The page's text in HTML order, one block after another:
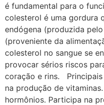
é fundamental para o
colesterol é uma gordura
endógena (produzida
(proveniente da
colesterol no sangue se
provocar sérios riscos
coração e rins.
na produção de
hormônios. Participa na